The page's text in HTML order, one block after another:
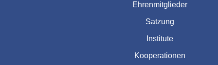
Ehrenmitglieder
Satzung
Institute
Kooperationen